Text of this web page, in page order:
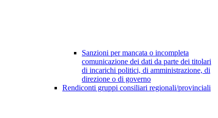
Sanzioni per mancata o incompleta
comunicazione dei dati da parte dei titolari
di incarichi politici, di amministrazione, di
direzione o di governo
Rendiconti gruppi consiliari regionali/provinciali